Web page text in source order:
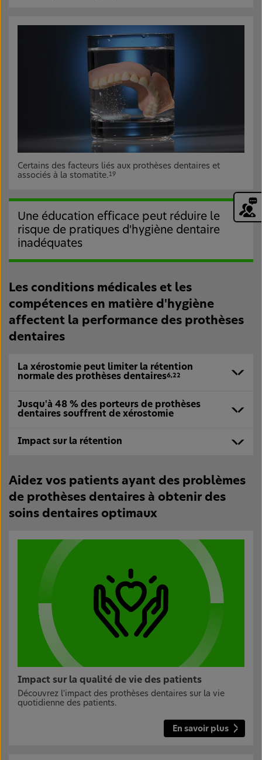
Certains des facteurs liés aux prothèses dentaires et
associés à la stomatite.19
Une éducation efficace peut réduire le
risque de pratiques d'hygiène dentaire
inadéquates
Les conditions médicales et les
compétences en matière d'hygiène
affectent la performance des prothèses
dentaires
La xérostomie peut limiter la rétention
normale des prothèses dentaires6,22
Jusqu'à 48 % des porteurs de prothèses
dentaires souffrent de xérostomie
Impact sur la rétention
Aidez vos patients ayant des problèmes
de prothèses dentaires à obtenir des
soins dentaires optimaux
Impact sur la qualité de vie des patients
Découvrez l'impact des prothèses dentaires sur la vie
quotidienne des patients.
En savoir plus